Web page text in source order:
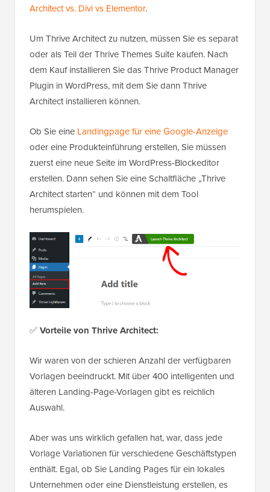
Architect vs. Divi vs Elementor.
Um Thrive Architect zu nutzen, müssen Sie es separat
oder als Teil der Thrive Themes Suite kaufen. Nach
dem Kauf installieren Sie das Thrive Product Manager
Plugin in WordPress, mit dem Sie dann Thrive
Architect installieren können.
Ob Sie eine Landingpage für eine Google-Anzeige
oder eine Produkteinführung erstellen, Sie müssen
zuerst eine neue Seite im WordPress-Blockeditor
erstellen. Dann sehen Sie eine Schaltfläche „Thrive
Architect starten“ und können mit dem Tool
herumspielen.
✅Vorteile von Thrive Architect:
Wir waren von der schieren Anzahl der verfügbaren
Vorlagen beeindruckt. Mit über 400 intelligenten und
älteren Landing-Page-Vorlagen gibt es reichlich
Auswahl.
Aber was uns wirklich gefallen hat, war, dass jede
Vorlage Variationen für verschiedene Geschäftstypen
enthält. Egal, ob Sie Landing Pages für ein lokales
Unternehmen oder eine Dienstleistung erstellen, es